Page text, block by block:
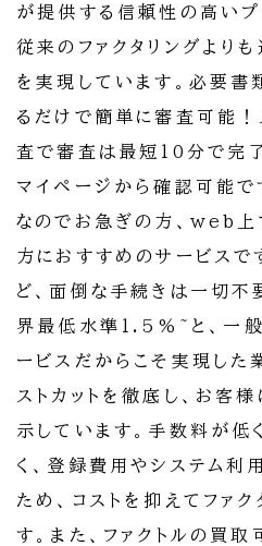
が提供する信頼性の高いプ
従来のファクタリングより
を実現しています。必要書
るだけで簡単に審査可能！
査で審査は最短10分で完
マイページから確認可能
なのでお急ぎの方、web上
方におすすめのサービスで
ど、面倒な手続きは一切不
界最低水準1.5%~と、一
ービスだからこそ実現した
ストカットを徹底し、お客
示しています。手数料が低
く、登録費用やシステム利
ため、コストを抑えてファ
す。また、ファクトルの買